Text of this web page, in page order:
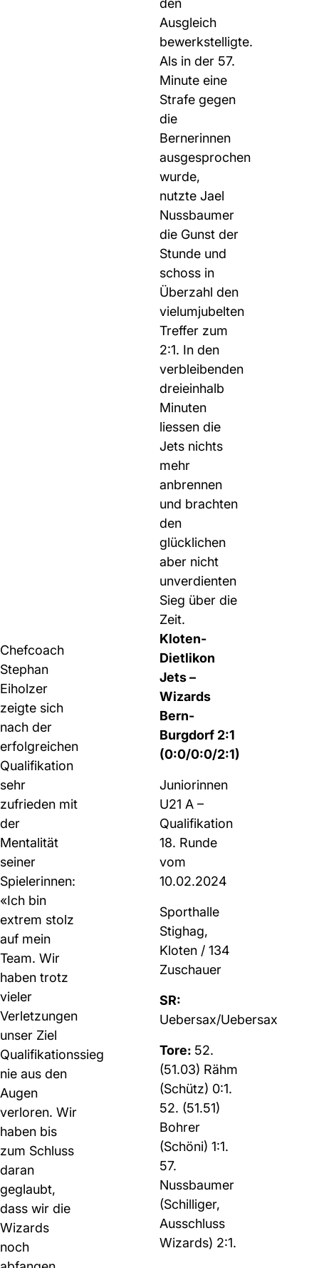
den
Ausgleich
bewerkstelligte.
Als in der 57.
Minute eine
Strafe gegen
die
Bernerinnen
ausgesprochen
wurde,
nutzte Jael
Nussbaumer
die Gunst der
Stunde und
schoss in
Überzahl den
vielumjubelten
Treffer zum
2:1. In den
verbleibenden
dreieinhalb
Minuten
liessen die
Jets nichts
mehr
anbrennen
und brachten
den
glücklichen
aber nicht
unverdienten
Sieg über die
Zeit.
Chefcoach
Stephan
Eiholzer
zeigte sich
nach der
erfolgreichen
Qualifikation
sehr
zufrieden mit
der
Mentalität
seiner
Spielerinnen:
«Ich bin
extrem stolz
auf mein
Team. Wir
haben trotz
vieler
Verletzungen
unser Ziel
Qualifikationssieg
nie aus den
Augen
verloren. Wir
haben bis
zum Schluss
daran
geglaubt,
dass wir die
Wizards
noch
Kloten-
Dietlikon
Jets –
Wizards
Bern-
Burgdorf 2:1
(0:0/0:0/2:1)
Juniorinnen
U21 A –
Qualifikation
18. Runde
vom
10.02.2024
Sporthalle
Stighag,
Kloten / 134
Zuschauer
SR:
Uebersax/Uebersax
Tore: 52.
(51.03) Rähm
(Schütz) 0:1.
52. (51.51)
Bohrer
(Schöni) 1:1.
57.
Nussbaumer
(Schilliger,
Ausschluss
Wizards) 2:1.